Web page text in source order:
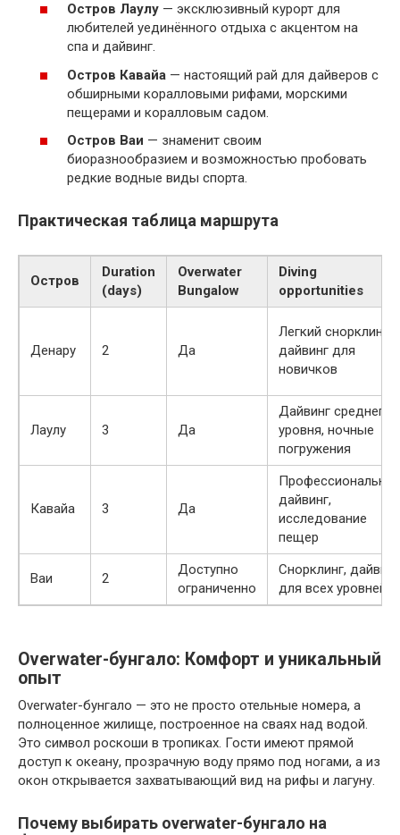
Остров Лаулу — эксклюзивный курорт для
любителей уединённого отдыха с акцентом на
спа и дайвинг.
Остров Кавайа — настоящий рай для дайверов с
обширными коралловыми рифами, морскими
пещерами и коралловым садом.
Остров Ваи — знаменит своим
биоразнообразием и возможностью пробовать
редкие водные виды спорта.
Практическая таблица маршрута
Остров
Duration
(days)
Overwater
Bungalow
Diving
opportunities
Денару 2 Да
Легкий снорклинг,
дайвинг для
новичков
Лаулу 3 Да
Дайвинг среднего
уровня, ночные
погружения
Кавайа 3 Да
дайвинг,
исследование
пещер
Ваи 2
Доступно
ограниченно
Снорклинг, дайвинг
для всех уровней
Overwater-бунгало: Комфорт и уникальный
опыт
Overwater-бунгало — это не просто отельные номера, а
полноценное жилище, построенное на сваях над водой.
Это символ роскоши в тропиках. Гости имеют прямой
доступ к океану, прозрачную воду прямо под ногами, а из
окон открывается захватывающий вид на рифы и лагуну.
Почему выбирать overwater-бунгало на